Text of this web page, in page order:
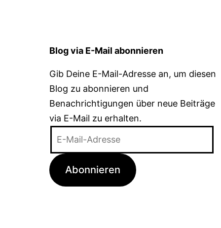
Blog via E-Mail abonnieren
Gib Deine E-Mail-Adresse an, um diesen
Blog zu abonnieren und
Benachrichtigungen über neue Beiträge
via E-Mail zu erhalten.
Adresse
Abonnieren